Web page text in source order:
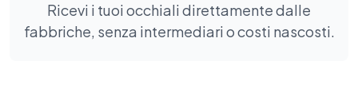
Ricevi i tuoi occhiali direttamente dalle
fabbriche, senza intermediari o costi nascosti.